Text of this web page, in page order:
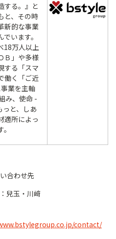
する。』と
と、その時
新的な事業
います。
18万人以上
Ｂ」や多様
する「スマ
働く「ご近
業を主軸
み、使命 -
っと、しあ
適所によっ
合わせ先
兒玉・川﨑
contact/